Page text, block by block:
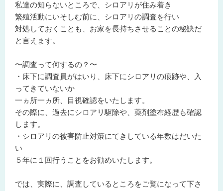
私達の知らないところで、シロアリが住み着き
繁殖活動にいそしむ前に、シロアリの調査を行い
対処しておくことも、お家を長持ちさせることの秘訣だ
と言えます。
〜調査って何するの？〜
・床下に調査員がはいり、床下にシロアリの痕跡や、入
ってきていないか
一ヵ所一ヵ所、目視確認をいたします。
その際に、過去にシロアリ駆除や、薬剤塗布経歴も確認
します。
・シロアリの被害防止対策にてきしている年数はだいた
い
５年に１回行うことをお勧めいたします。
では、実際に、調査しているところをご覧になって下さ